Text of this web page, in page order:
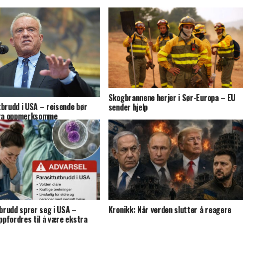
i USA – reisende bør
oppmerksomme
Skogbrannene herjer i Sør-Europa – EU
sender hjelp
sprer seg i USA –
til å være ekstra
Kronikk: Når verden slutter å reagere